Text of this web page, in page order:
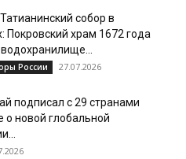
собор в
Покровский храм 1672 года
России 27.07.2026
подписал с 29 странами
о новой глобальной